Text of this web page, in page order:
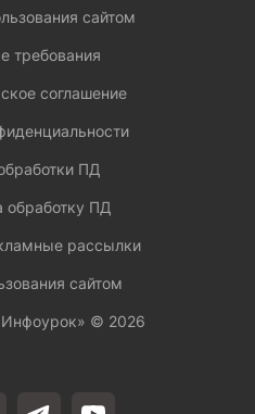
сайтом
требования
соглашение
ПД
обработку ПД
рассылки
сайтом
© 2026